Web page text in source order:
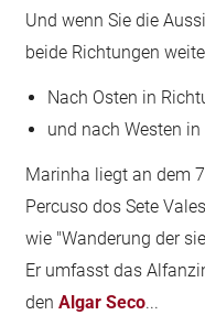
Und wenn Sie die
beide Richtungen
Nach Osten in
und nach Westen
Marinha liegt an dem
Percuso dos Sete
wie "Wanderung der
Er umfasst das
denAlgar Seco...